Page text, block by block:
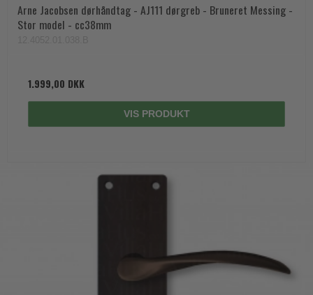
Arne Jacobsen dørhåndtag - AJ111 dørgreb - Bruneret Messing -
Stor model - cc38mm
1.999,00 DKK
VIS PRODUKT